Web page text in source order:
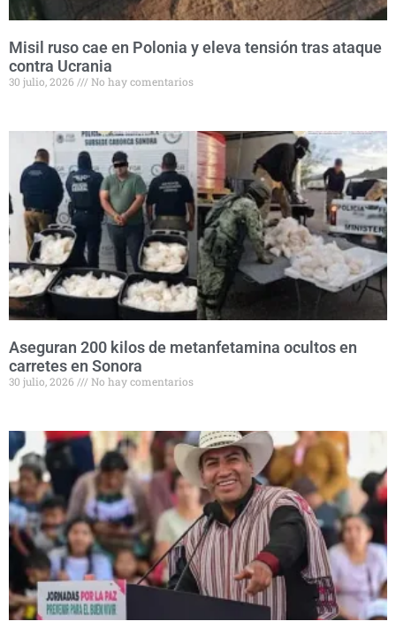
Misil ruso cae en Polonia y eleva tensión tras ataque
contra Ucrania
30 julio, 2026 No hay comentarios
Aseguran 200 kilos de metanfetamina ocultos en
carretes en Sonora
30 julio, 2026 No hay comentarios